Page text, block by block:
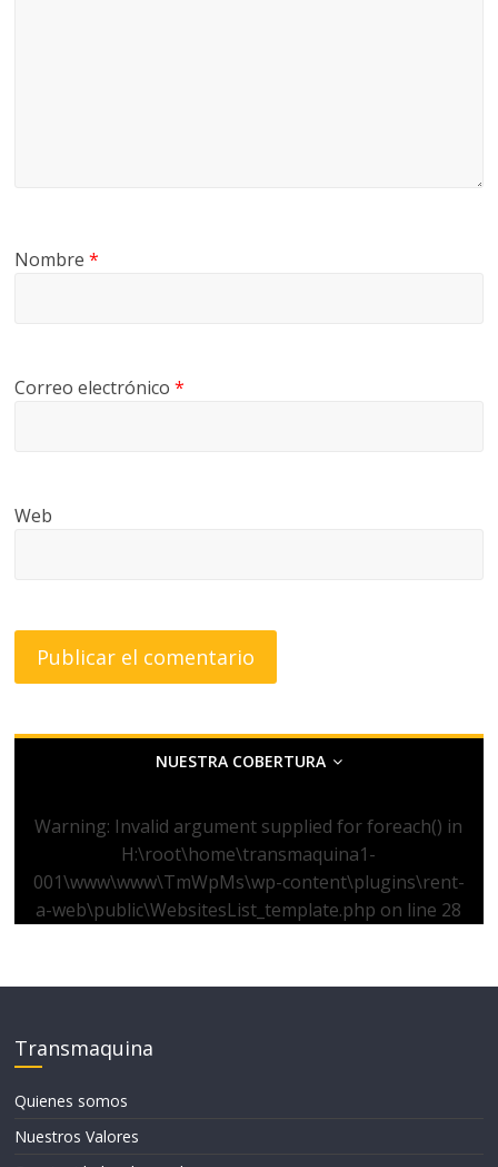
Nombre*
Correo electrónico*
Web
NUESTRA COBERTURA
Warning: Invalid argument supplied for foreach() in
H:\root\home\transmaquina1-
001\www\www\TmWpMs\wp-content\plugins\rent-
a-web\public\WebsitesList_template.php on line 28
Transmaquina
Quienes somos
Nuestros Valores